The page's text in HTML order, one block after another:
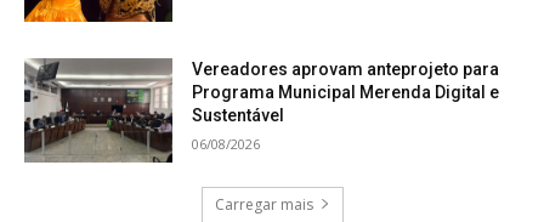
Vereadores aprovam anteprojeto para
Programa Municipal Merenda Digital e
Sustentável
06/08/2026
Carregar mais